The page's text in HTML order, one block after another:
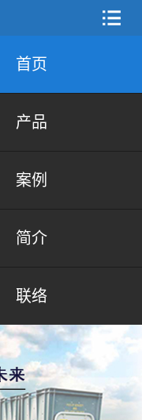
首页
产品
案例
简介
联络